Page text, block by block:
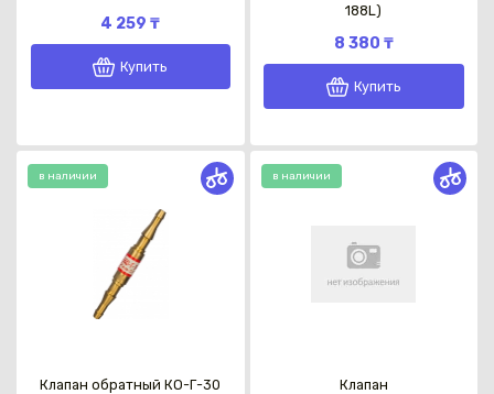
4 259 ₸
Купить
188L)
8 380 ₸
Купить
в наличии
Клапан обратный КО-Г-30
в наличии
Клапан